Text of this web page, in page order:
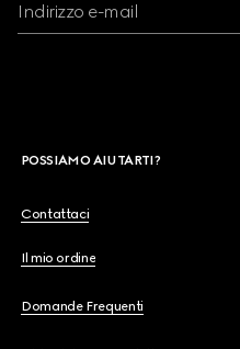
Indirizzo e-mail
POSSIAMO AIUTARTI?
Contattaci
Il mio ordine
Domande Frequenti